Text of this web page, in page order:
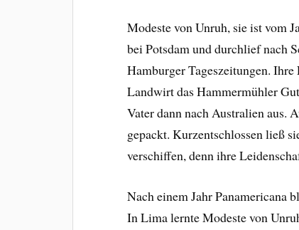
Modeste von Unruh, sie ist vom
bei Potsdam und durchlief nach
Hamburger Tageszeitungen.
Landwirt das Hammermühler
Vater dann nach Australien aus.
gepackt. Kurzentschlossen ließ
verschiffen, denn ihre
Nach einem Jahr Panamericana
In Lima lernte Modeste von